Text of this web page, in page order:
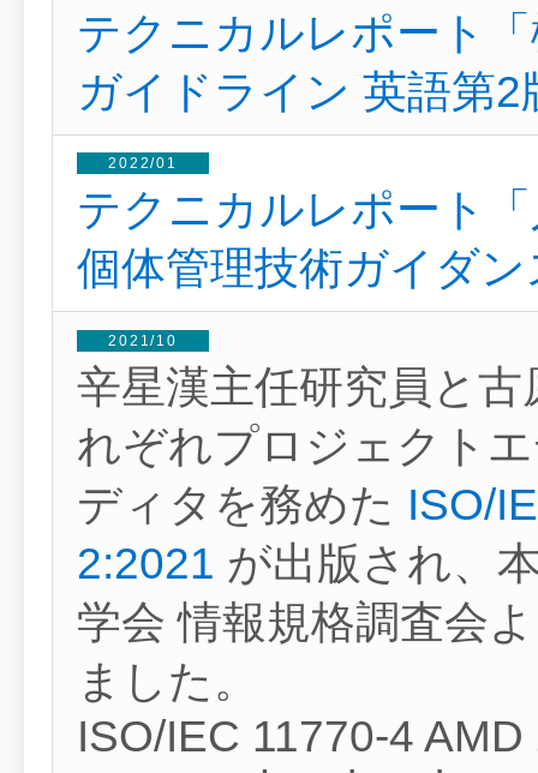
テクニカルレポート
ガイドライン 英語第
2022/01
テクニカルレポート
個体管理技術ガイダ
2021/10
辛星漢主任研究員と
れぞれプロジェクト
ディタを務めた ISO/
2:2021 が出版され、
学会 情報規格調査会
ました。
ISO/IEC 11770-4